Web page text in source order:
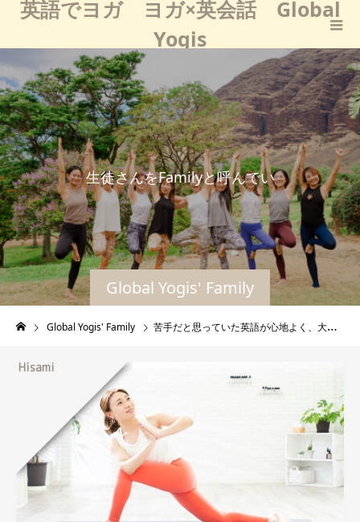
英語でヨガ ヨガ×英会話 Global
Yogis
Global Yogis' Family
生徒さんをFamilyと呼んでいるのは、
Global Yogis' Family 苦手だと思っていた英語が心地よく、大好きになりました！
Hisami